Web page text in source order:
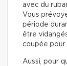
avec du
Vous
période
être
coupée pour
Aussi, pour